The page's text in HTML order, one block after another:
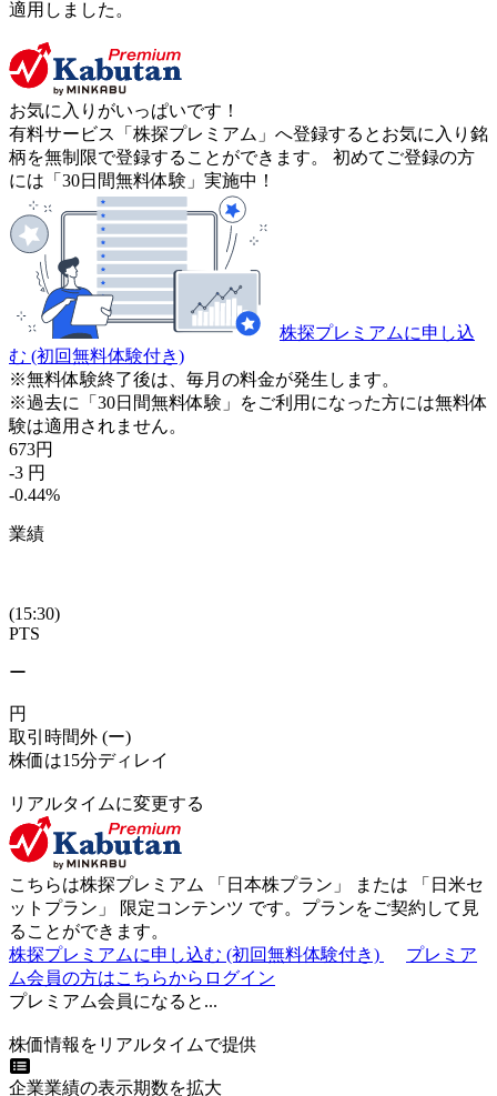
適用しました。
お気に入りがいっぱいです！
有料サービス「株探プレミアム」へ登録するとお気に入り銘
柄を無制限で登録することができます。 初めてご登録の方
には「30日間無料体験」実施中！
株探プレミアムに申し込
む (初回無料体験付き)
※無料体験終了後は、毎月の料金が発生します。
※過去に「30日間無料体験」をご利用になった方には無料体
験は適用されません。
673円
-3 円
-0.44%
業績
(15:30)
PTS
ー
円
取引時間外 (ー)
株価は15分ディレイ
リアルタイムに変更する
こちらは株探プレミアム 「 日本株プラン 」 または 「 日米セ
ットプラン 」 限定コンテンツ です。プランをご契約して見
ることができます。
株探プレミアムに申し込む (初回無料体験付き)
プレミア
ム会員の方はこちらからログイン
プレミアム会員になると...
株価情報をリアルタイムで提供
企業業績の表示期数を拡大